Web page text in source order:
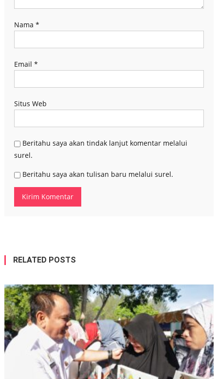
Nama *
Email *
Situs Web
Beritahu saya akan tindak lanjut komentar melalui
surel.
Beritahu saya akan tulisan baru melalui surel.
RELATED POSTS